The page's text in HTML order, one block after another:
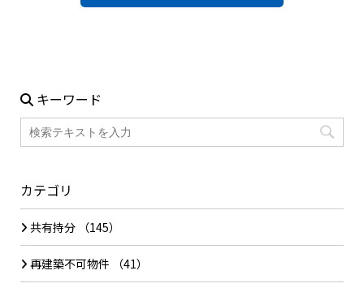
キーワード
カテゴリ
共有持分 （145）
再建築不可物件 （41）